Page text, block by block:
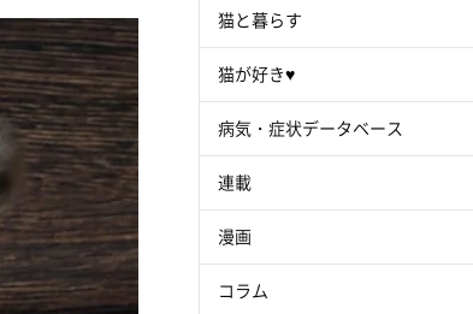
猫と暮らす
猫が好き♥
病気・症状データベース
連載
漫画
コラム